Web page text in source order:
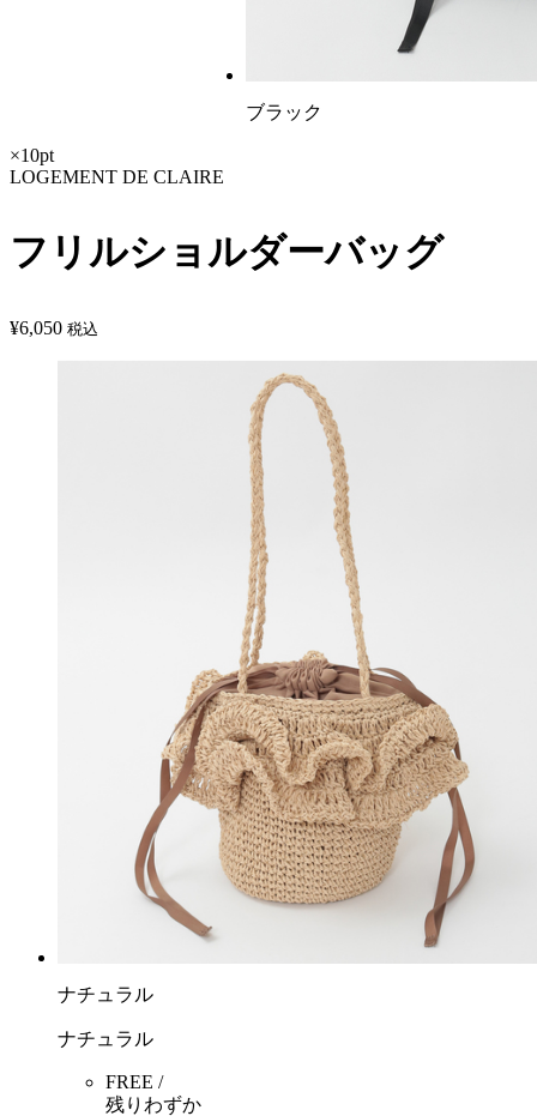
ブラック
×10pt
LOGEMENT DE CLAIRE
フリルショルダーバッグ
¥6,050 税込
ナチュラル
ナチュラル
FREE /
残りわずか